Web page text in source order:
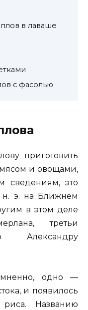
в лаваше
с фасолью
приготовить
и овощами,
сведениям, это
э. на Ближнем
в этом деле
третьи
Александру
одно —
и появилось
Названию